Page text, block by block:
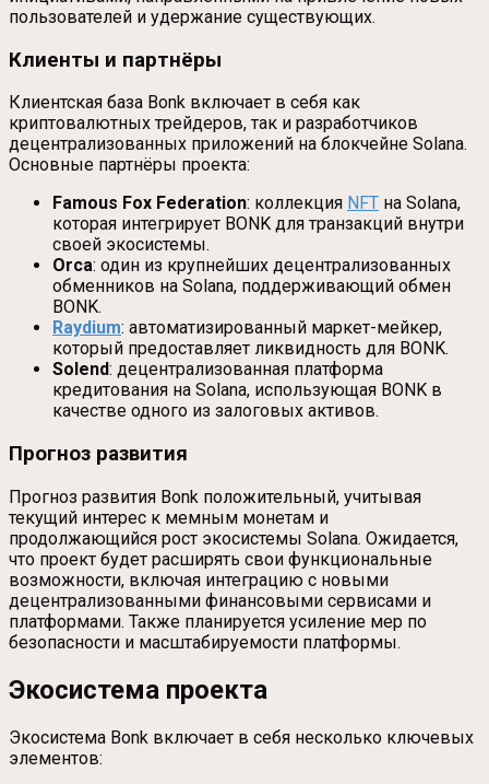
пользователей и удержание существующих.
Клиенты и партнёры
Клиентская база Bonk включает в себя как
криптовалютных трейдеров, так и разработчиков
децентрализованных приложений на блокчейне Solana.
Основные партнёры проекта:
Famous Fox Federation: коллекция NFT на Solana,
которая интегрирует BONK для транзакций внутри
своей экосистемы.
Orca: один из крупнейших децентрализованных
обменников на Solana, поддерживающий обмен
BONK.
Raydium: автоматизированный маркет-мейкер,
который предоставляет ликвидность для BONK.
Solend: децентрализованная платформа
кредитования на Solana, использующая BONK в
качестве одного из залоговых активов.
Прогноз развития
Прогноз развития Bonk положительный, учитывая
текущий интерес к мемным монетам и
продолжающийся рост экосистемы Solana. Ожидается,
что проект будет расширять свои функциональные
возможности, включая интеграцию с новыми
децентрализованными финансовыми сервисами и
платформами. Также планируется усиление мер по
безопасности и масштабируемости платформы.
Экосистема проекта
Экосистема Bonk включает в себя несколько ключевых
элементов: